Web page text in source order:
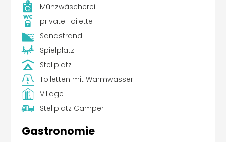
Münzwäscherei
private Toilette
Sandstrand
Spielplatz
Stellplatz
Toiletten mit Warmwasser
Village
Stellplatz Camper
Gastronomie